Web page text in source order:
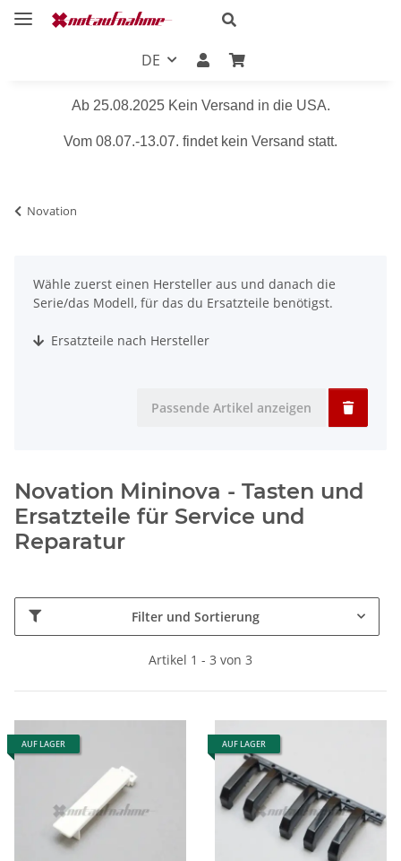
DE
Ab 25.08.2025 Kein Versand in die USA.
Vom 08.07.-13.07. findet kein Versand statt.
Novation
Wähle zuerst einen Hersteller aus und danach die
Serie/das Modell, für das du Ersatzteile benötigst.
Ersatzteile nach Hersteller
Passende Artikel anzeigen
Novation Mininova - Tasten und
Ersatzteile für Service und
Reparatur
Filter und Sortierung
Artikel 1 - 3 von 3
AUF LAGER AUF LAGER